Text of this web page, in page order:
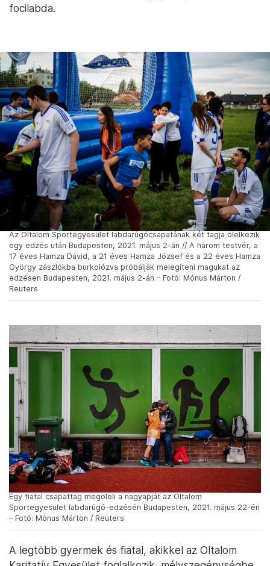
focilabda.
Az Oltalom Sportegyesület labdarúgócsapatának két tagja ölelkezik
egy edzés után Budapesten, 2021. május 2-án // A három testvér, a
17 éves Hamza Dávid, a 21 éves Hamza József és a 22 éves Hamza
György zászlókba burkolózva próbálják melegíteni magukat az
edzésen Budapesten, 2021. május 2-án – Fotó: Mónus Márton /
Reuters